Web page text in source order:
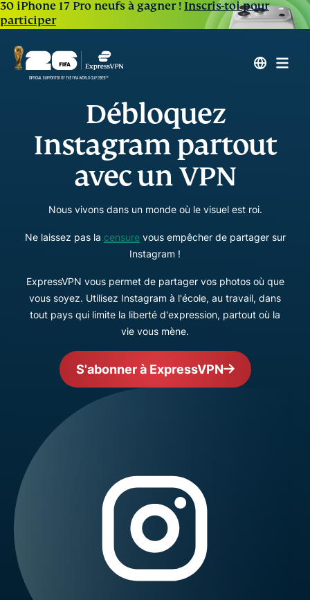
30 iPhone 17 Pro neufs à gagner ! Inscris-toi pour
participer
Débloquez
Instagram partout
avec un VPN
Nous vivons dans un monde où le visuel est roi.
Ne laissez pas la censurevous empêcher de partager sur
Instagram !
ExpressVPN vous permet de partager vos photos où que
vous soyez. Utilisez Instagram à l'école, au travail, dans
tout pays qui limite la liberté d'expression, partout où la
vie vous mène.
S'abonner à ExpressVPN